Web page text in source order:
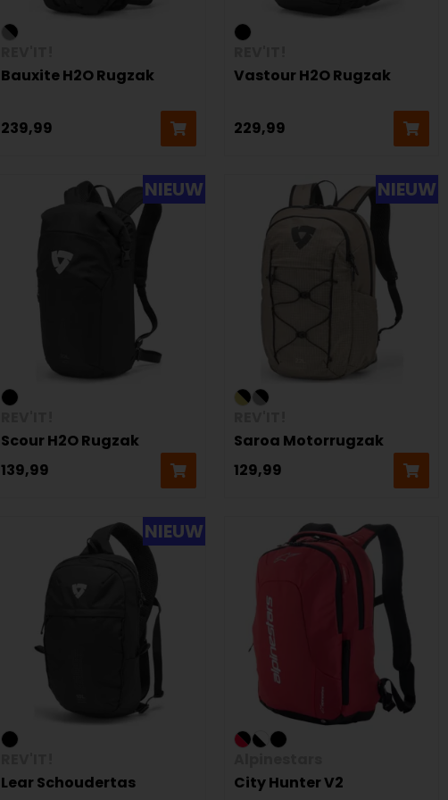
Bauxite H2O Rugzak
239,99
Vastour H2O Rugzak
229,99
NIEUW
Scour H2O Rugzak
139,99
NIEUW
Saroa Motorrugzak
129,99
NIEUW
Lear Schoudertas
City Hunter V2